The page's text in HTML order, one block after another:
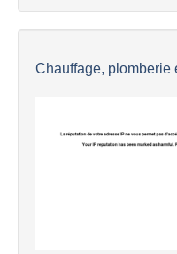
Chauffage, plomberie